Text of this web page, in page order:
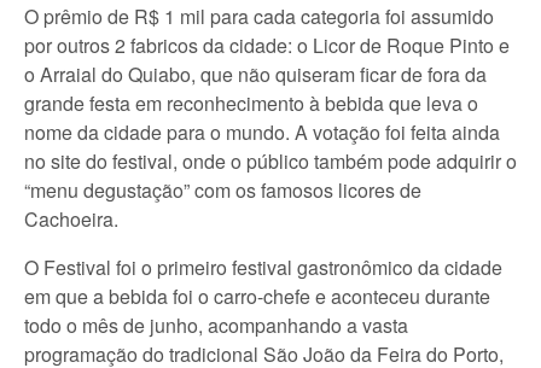
O prêmio de R$ 1 mil para cada categoria foi assumido
por outros 2 fabricos da cidade: o Licor de Roque Pinto e
o Arraial do Quiabo, que não quiseram ficar de fora da
grande festa em reconhecimento à bebida que leva o
nome da cidade para o mundo. A votação foi feita ainda
no site do festival, onde o público também pode adquirir o
“menu degustação” com os famosos licores de
Cachoeira.
O Festival foi o primeiro festival gastronômico da cidade
em que a bebida foi o carro-chefe e aconteceu durante
todo o mês de junho, acompanhando a vasta
programação do tradicional São João da Feira do Porto,